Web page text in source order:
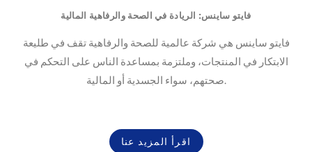
فايتو ساينس: الريادة في الصحة والرفاهية المالية
فايتو ساينس هي شركة عالمية للصحة والرفاهية تقف في طليعة
الابتكار في المنتجات، وملتزمة بمساعدة الناس على التحكم في
صحتهم، سواء الجسدية أو المالية.
اقرأ المزيد عنا